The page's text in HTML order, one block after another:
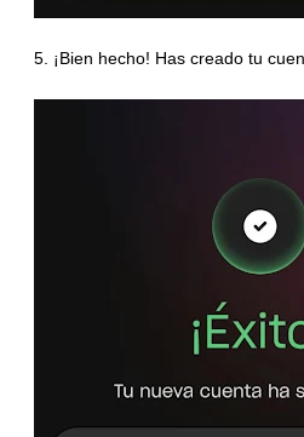
5. ¡Bien hecho! Has creado tu